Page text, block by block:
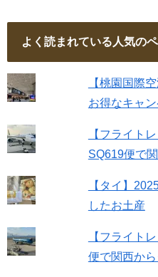
よく読まれている人気の
【桃園国際
お得なキャ
【フライト
SQ619便で
【タイ】
したお土産
【フライト
便で関西か